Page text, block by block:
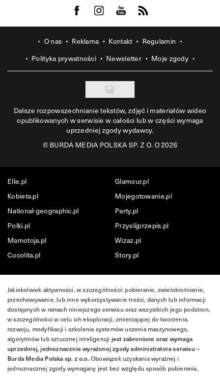
Visit us on Facebook
Visit us on Instagram
Visit us on Youtube
Visit us on Rss
O nas Reklama Kontakt
Regulamin
Polityka prywatności
Newsletter Moje zgody
Dalsze rozpowszechnianie tekstów, zdjęć i materiałów wideo
opublikowanych w serwisie w całości lub w części wymaga
uprzedniej zgody wydawcy.
©BURDA MEDIA POLSKA SP. Z O. O 2026
Elle.pl
Glamour.pl
Kobieta.pl
Mojegotowanie.pl
National-geographic.pl
Party.pl
Polki.pl
Przyslijprzepis.pl
Mamotoja.pl
Wizaz.pl
Cocolita.pl
Story.pl
Jakiekolwiek aktywności, w szczególności: pobieranie, zwielokrotnianie,
przechowywanie, lub inne wykorzystywanie treści, danych lub informacji
dostępnych w ramach niniejszego serwisu oraz wszystkich jego podstron,
w szczególności w celu ich eksploracji, zmierzającej do tworzenia,
rozwoju, modyfikacji i szkolenia systemów uczenia maszynowego,
algorytmów lub sztucznej inteligencji jest zabronione oraz wymaga
uprzedniej, jednoznacznie wyrażonej zgody administratora serwisu –
Burda Media Polska sp. z o.o.Obowiązek uzyskania wyraźnej i
jednoznacznej zgody wymagany jest bez względu sposób pobierania,